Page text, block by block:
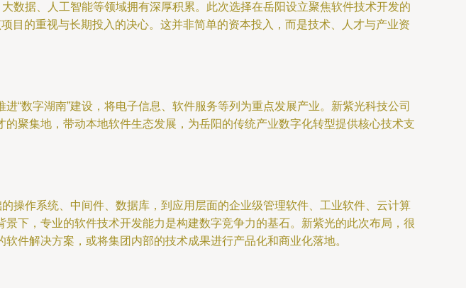
数据、人工智能等领域拥有深厚积累。此次选择在岳阳设立聚焦软件技术开发的
目的重视与长期投入的决心。这并非简单的资本投入，而是技术、人才与产业资
“数字湖南”建设，将电子信息、软件服务等列为重点发展产业。新紫光科技公司
聚集地，带动本地软件生态发展，为岳阳的传统产业数字化转型提供核心技术支
操作系统、中间件、数据库，到应用层面的企业级管理软件、工业软件、云计算
下，专业的软件技术开发能力是构建数字竞争力的基石。新紫光的此次布局，很
件解决方案，或将集团内部的技术成果进行产品化和商业化落地。